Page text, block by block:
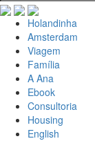
Holandinha
Amsterdam
Viagem
Família
A Ana
Ebook
Consultoria
Housing
English